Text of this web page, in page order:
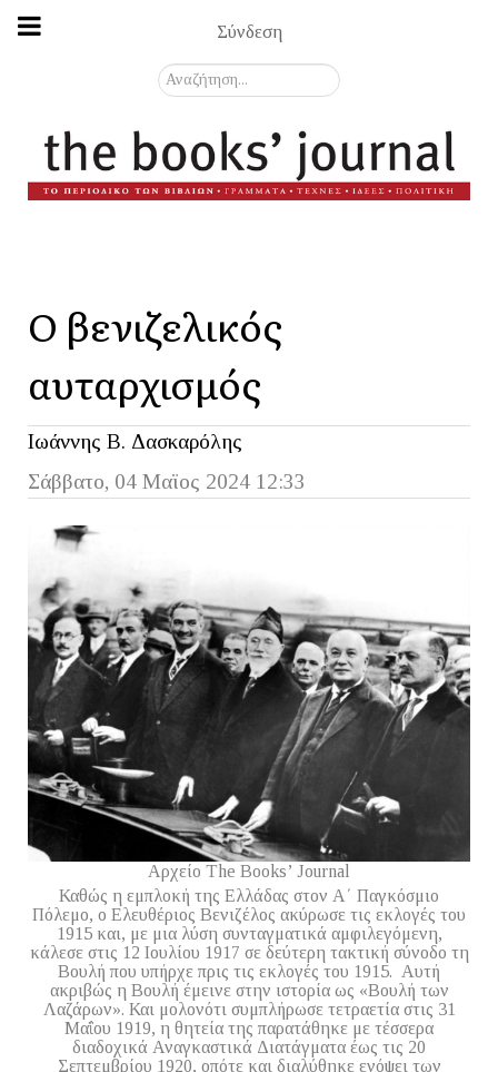
Σύνδεση
Αναζήτηση...
Ο βενιζελικός
αυταρχισμός
Ιωάννης Β. Δασκαρόλης
Σάββατο, 04 Μαϊος 2024 12:33
Αρχείο The Books’ Journal
Καθώς η εμπλοκή της Ελλάδας στον Α΄ Παγκόσμιο
Πόλεμο, ο Ελευθέριος Βενιζέλος ακύρωσε τις εκλογές του
1915 και, με μια λύση συνταγματικά αμφιλεγόμενη,
κάλεσε στις 12 Ιουλίου 1917 σε δεύτερη τακτική σύνοδο τη
Βουλή που υπήρχε πρις τις εκλογές του 1915. Αυτή
ακριβώς η Βουλή έμεινε στην ιστορία ως «Βουλή των
Λαζάρων». Και μολονότι συμπλήρωσε τετραετία στις 31
Μαΐου 1919, η θητεία της παρατάθηκε με τέσσερα
διαδοχικά Αναγκαστικά Διατάγματα έως τις 20
Σεπτεμβρίου 1920, οπότε και διαλύθηκε ενόψει των